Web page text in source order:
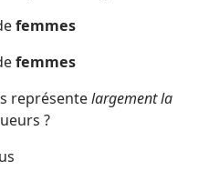
femmes
femmes
représentelargement la
?